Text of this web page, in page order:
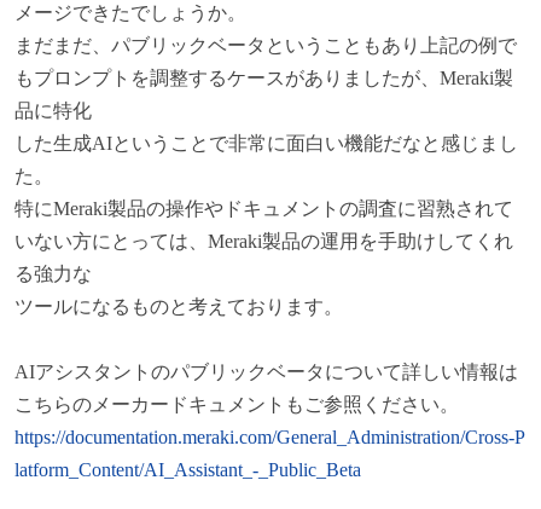
メージできたでしょうか。
まだまだ、パブリックベータということもあり上記の例で
もプロンプトを調整するケースがありましたが、Meraki製
品に特化
した生成AIということで非常に面白い機能だなと感じまし
た。
特にMeraki製品の操作やドキュメントの調査に習熟されて
いない方にとっては、Meraki製品の運用を手助けしてくれ
る強力な
ツールになるものと考えております。
AIアシスタントのパブリックベータについて詳しい情報は
こちらのメーカードキュメントもご参照ください。
https://documentation.meraki.com/General_Administration/Cross-P
latform_Content/AI_Assistant_-_Public_Beta